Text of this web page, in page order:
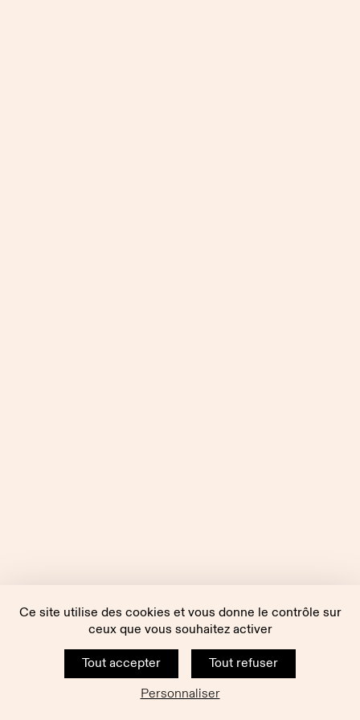
Ce site utilise des cookies et vous donne le contrôle sur
ceux que vous souhaitez activer
Tout accepter
Tout refuser
Personnaliser